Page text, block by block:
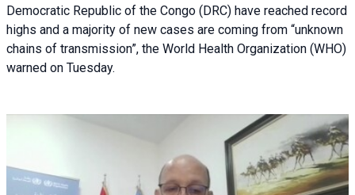
Democratic Republic of the Congo (DRC) have reached record
highs and a majority of new cases are coming from “unknown
chains of transmission”, the World Health Organization (WHO)
warned on Tuesday.